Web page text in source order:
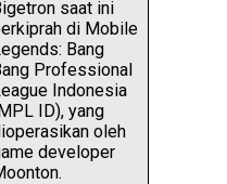
saat ini
di Mobile
Bang
Professional
Indonesia
ID), yang
oleh
developer